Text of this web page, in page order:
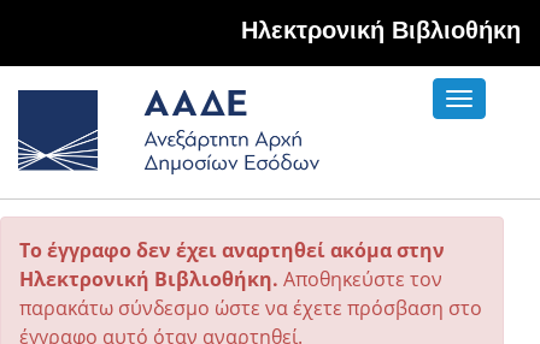
Hλεκτρονική Βιβλιοθήκη
Toggle
Το έγγραφο δεν έχει αναρτηθεί ακόμα στην
Ηλεκτρονική Βιβλιοθήκη. Αποθηκεύστε τον
παρακάτω σύνδεσμο ώστε να έχετε πρόσβαση στο
έγγραφο αυτό όταν αναρτηθεί.